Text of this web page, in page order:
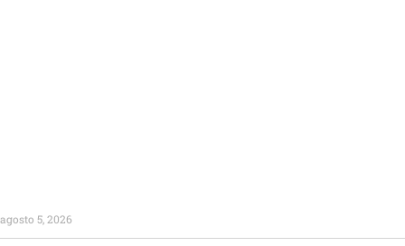
agosto 5, 2026